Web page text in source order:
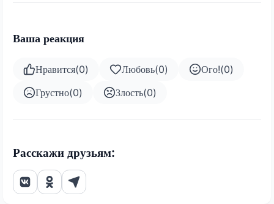
Ваша реакция
Нравится(0) Любовь(0) Ого!(0)
Грустно(0) Злость(0)
Расскажи друзьям: